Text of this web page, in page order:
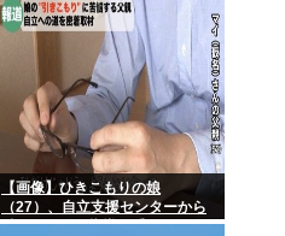
【画像】ひきこもりの娘
（27）、自立支援センターから
酷いスパルタ指導を受けてしま